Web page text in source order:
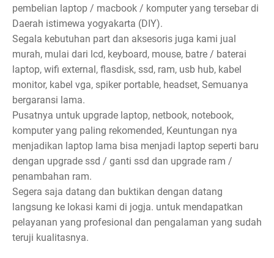
pembelian laptop / macbook / komputer yang tersebar di
Daerah istimewa yogyakarta (DIY).
Segala kebutuhan part dan aksesoris juga kami jual
murah, mulai dari lcd, keyboard, mouse, batre / baterai
laptop, wifi external, flasdisk, ssd, ram, usb hub, kabel
monitor, kabel vga, spiker portable, headset, Semuanya
bergaransi lama.
Pusatnya untuk upgrade laptop, netbook, notebook,
komputer yang paling rekomended, Keuntungan nya
menjadikan laptop lama bisa menjadi laptop seperti baru
dengan upgrade ssd / ganti ssd dan upgrade ram /
penambahan ram.
Segera saja datang dan buktikan dengan datang
langsung ke lokasi kami di jogja. untuk mendapatkan
pelayanan yang profesional dan pengalaman yang sudah
teruji kualitasnya.